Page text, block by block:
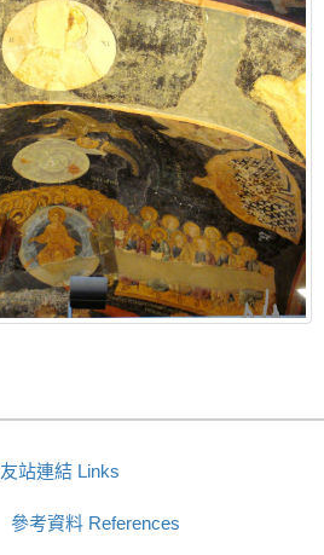
友站連結 Links
參考資料 References